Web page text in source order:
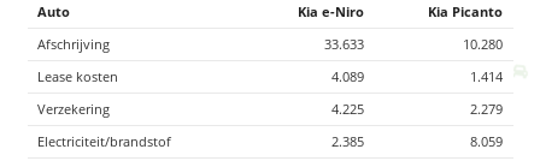
Auto Kia e-Niro
Kia Picanto
Afschrijving
33.633
10.280
Lease kosten
4.089
1.414
Verzekering
4.225
2.279
Electriciteit/brandstof
2.385
8.059